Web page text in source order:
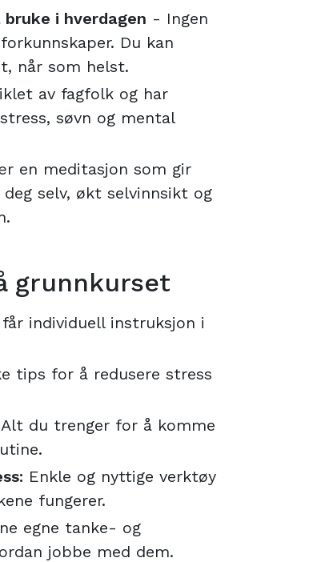
i hverdagen - Ingen
Du kan
når som helst.
av fagfolk og har
søvn og mental
en meditasjon som gir
selv, økt selvinnsikt og
grunnkurset
får individuell instruksjon i
tips for å redusere stress
Alt du trenger for å komme
Enkle og nyttige verktøy
fungerer.
egne tanke- og
jobbe med dem.